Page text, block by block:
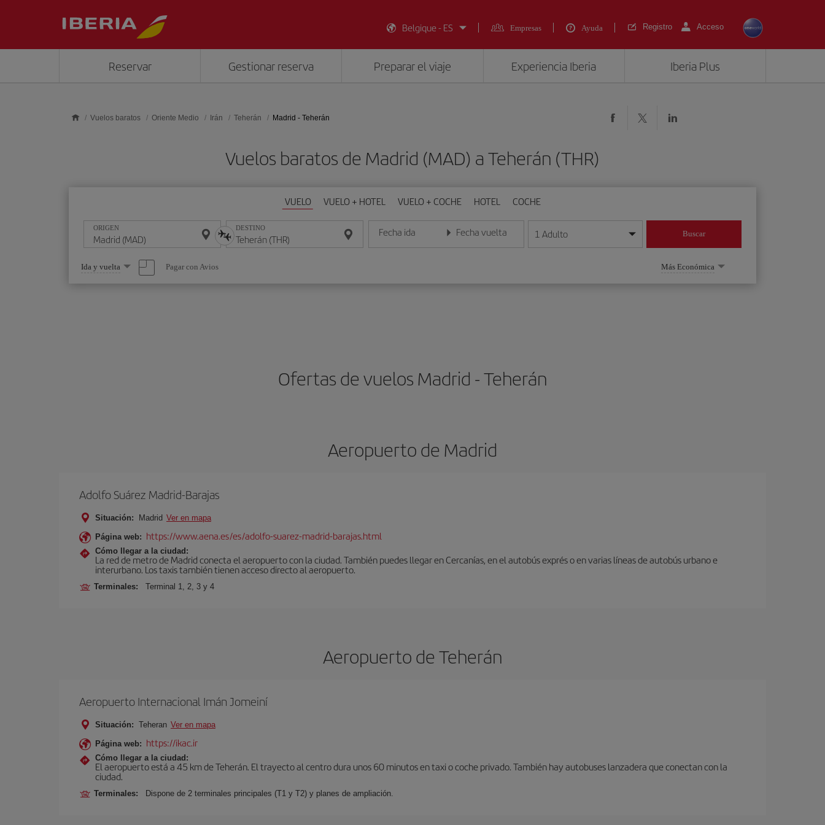
Belgique - ES
Empresas Ayuda Registro Acceso
Reservar Gestionar reserva Preparar el viaje Experiencia Iberia Iberia Plus
Vuelos baratos Oriente Medio Irán Teherán Madrid - Teherán
Vuelos baratos de Madrid (MAD) a Teherán (THR)
VUELO VUELO + HOTEL VUELO + COCHE HOTEL COCHE
ORIGEN DESTINO Fecha ida
Introduce la fecha en formato día/mes/año
Fecha vuelta
Introduce la fecha en formato día/mes/año
1 Adulto Buscar
Seleccione
una
opción
Ida y vuelta Pagar con Avios Más Económica
Ofertas de vuelos Madrid - Teherán
Aeropuerto de Madrid
Adolfo Suárez Madrid-Barajas
Situación: Madrid Ver en mapa
Página web: https://www.aena.es/es/adolfo-suarez-madrid-barajas.html
Cómo llegar a la ciudad:
La red de metro de Madrid conecta el aeropuerto con la ciudad. También puedes llegar en Cercanías, en el autobús exprés o en varias líneas de autobús urbano e
interurbano. Los taxis también tienen acceso directo al aeropuerto.
Terminales: Terminal 1, 2, 3 y 4
Aeropuerto de Teherán
Aeropuerto Internacional Imán Jomeiní
Situación: Teheran Ver en mapa
Página web: https://ikac.ir
Cómo llegar a la ciudad:
El aeropuerto está a 45 km de Teherán. El trayecto al centro dura unos 60 minutos en taxi o coche privado. También hay autobuses lanzadera que conectan con la
ciudad.
Terminales: Dispone de 2 terminales principales (T1 y T2) y planes de ampliación.